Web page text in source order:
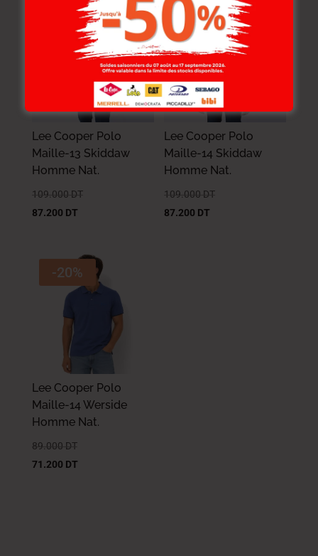
-20%
Lee Cooper Polo
Maille-13 Skiddaw
Homme Nat.
109.000 DT
87.200 DT
-20%
Lee Cooper Polo
Maille-14 Skiddaw
Homme Nat.
109.000 DT
87.200 DT
-20%
Lee Cooper Polo
Maille-14 Werside
Homme Nat.
89.000 DT
71.200 DT